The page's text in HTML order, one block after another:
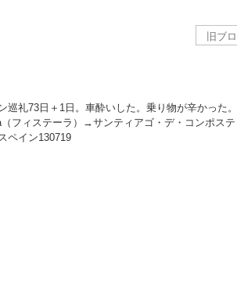
巡礼73日＋1日。車酔いした。乗り物が辛かった。
（フィステーラ）→サンティアゴ・デ・コンポステ
ペイン130719